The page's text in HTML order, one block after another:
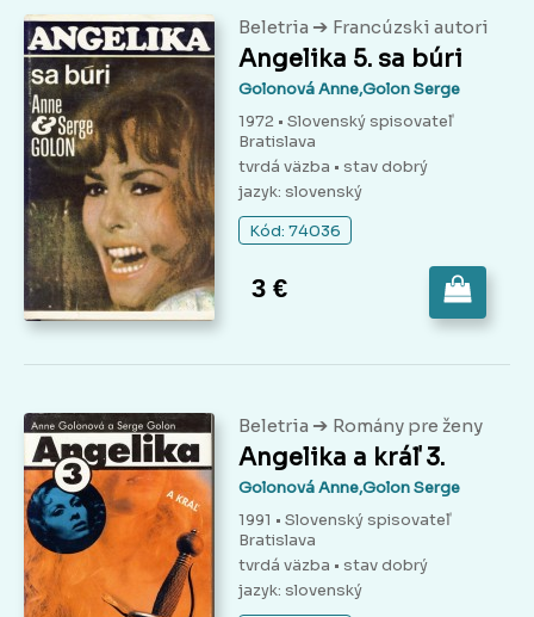
Beletria ➔ Francúzski autori
Angelika 5. sa búri
Golonová Anne,Golon Serge
1972 • Slovenský spisovateľ
Bratislava
tvrdá väzba • stav dobrý
jazyk: slovenský
Kód: 74036
3 €
Beletria ➔ Romány pre ženy
Angelika a kráľ 3.
Golonová Anne,Golon Serge
1991 • Slovenský spisovateľ
Bratislava
tvrdá väzba • stav dobrý
jazyk: slovenský